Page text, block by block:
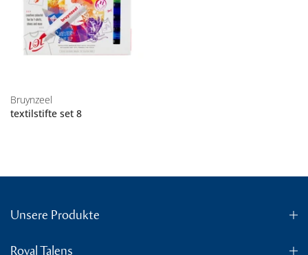
Bruynzeel
textilstifte set 8
Unsere Produkte
Royal Talens